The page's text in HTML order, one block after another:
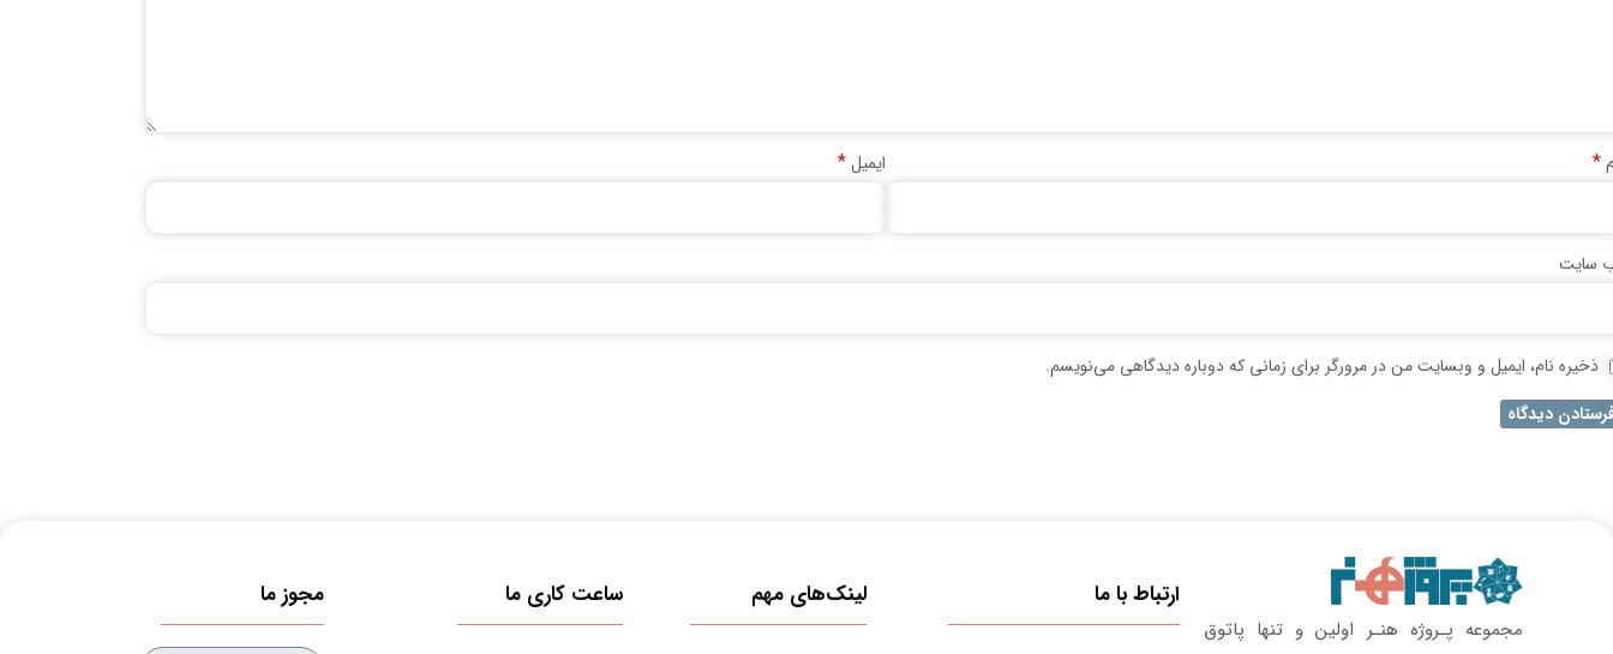
* ایمیل*
سایت
ذخیره نام، ایمیل و وبسایت من در مرورگر برای زمانی که دوباره دیدگاهی می‌نویسم.
مجموعه پـروژه‌ هنـر اولین و تنها پاتوق
ارتباط با ما لینک‌های مهم ساعت کاری ما مجوز ما